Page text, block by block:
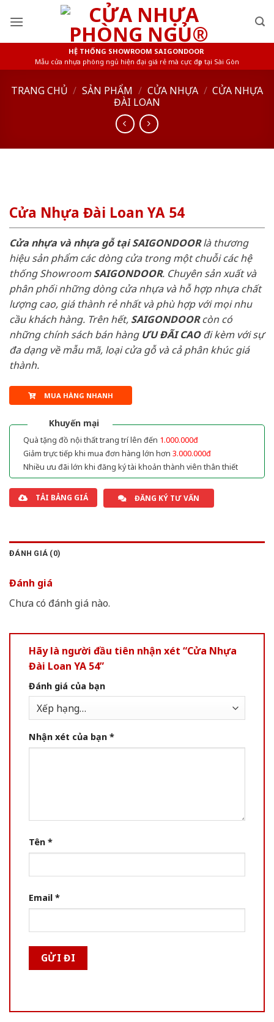
HỆ THỐNG SHOWROOM SAIGONDOOR
Mẫu cửa nhựa phòng ngủ hiện đại giá rẻ mà cực đẹp tại Sài Gòn
TRANG CHỦ / SẢN PHẨM / CỬA NHỰA / CỬA NHỰA
ĐÀI LOAN
Cửa Nhựa Đài Loan YA 54
Cửa nhựa và nhựa gỗ tại SAIGONDOORlà thương
hiệu sản phẩm các dòng cửa trong một chuỗi các hệ
thống ShowroomSAIGONDOOR. Chuyên sản xuất và
phân phối những dòng cửa nhựa và hỗ hợp nhựa chất
lượng cao, giá thành rẻ nhất và phù hợp với mọi nhu
cầu khách hàng. Trên hết, SAIGONDOORcòn có
những chính sách bán hàng ƯU ĐÃI CAOđi kèm với sự
đa dạng về mẫu mã, loại cửa gỗ và cả phân khúc giá
thành.
MUA HÀNG NHANH
Khuyến mại
Quà tặng đồ nội thất trang trí lên đến 1.000.000đ
Giảm trực tiếp khi mua đơn hàng lớn hơn 3.000.000đ
Nhiều ưu đãi lớn khi đăng ký tài khoản thành viên thân thiết
TẢI BẢNG GIÁ ĐĂNG KÝ TƯ VẤN
ĐÁNH GIÁ (0)
Đánh giá
Chưa có đánh giá nào.
Hãy là người đầu tiên nhận xét “Cửa Nhựa
Đài Loan YA 54”
Đánh giá của bạn
Nhận xét của bạn *
Tên *
Email *